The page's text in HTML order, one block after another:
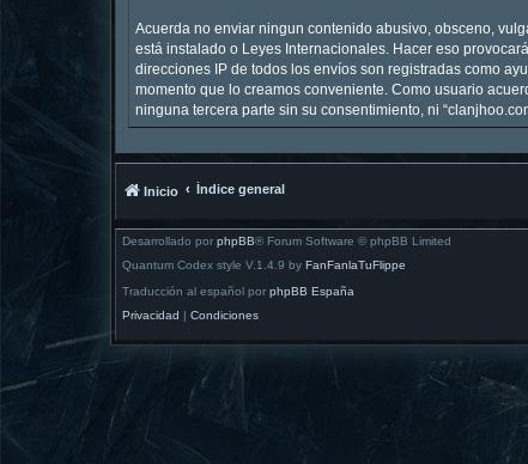
Acuerda no enviar ningun contenido abusivo, obsceno,
está instalado o Leyes Internacionales. Hacer eso
direcciones IP de todos los envíos son registradas como
momento que lo creamos conveniente. Como usuario
ninguna tercera parte sin su consentimiento, ni
Inicio Índice general
Desarrollado por phpBB® Forum Software © phpBB Limited
Quantum Codex style V.1.4.9 by FanFanlaTuFlippe
Traducción al español por phpBB España
Privacidad | Condiciones